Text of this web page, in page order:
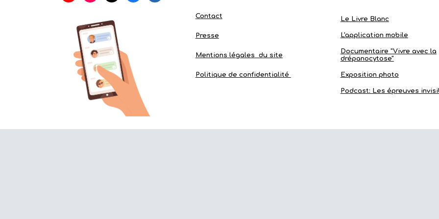
Contact
Presse
Mentions légales du site
Politique de confidentialité
Le Livre Blanc
L'application mobile
Documentaire "Vivre avec la
drépanocytose"
Exposition photo
Podcast: Les épreuves